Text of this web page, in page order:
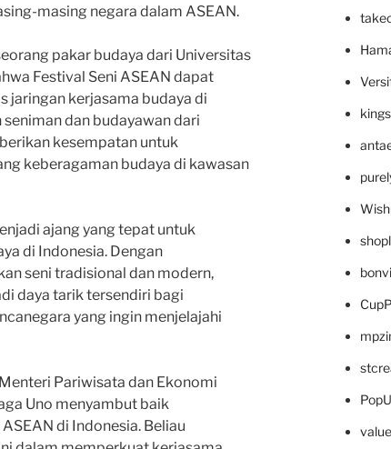
masing negara dalam ASEAN.
pakar budaya dari Universitas
Festival Seni ASEAN dapat
jaringan kerjasama budaya di
dan budayawan dari
kesempatan untuk
keberagaman budaya di kawasan
ajang yang tepat untuk
di Indonesia. Dengan
seni tradisional dan modern,
daya tarik tersendiri bagi
yang ingin menjelajahi
Pariwisata dan Ekonomi
Uno menyambut baik
di Indonesia. Beliau